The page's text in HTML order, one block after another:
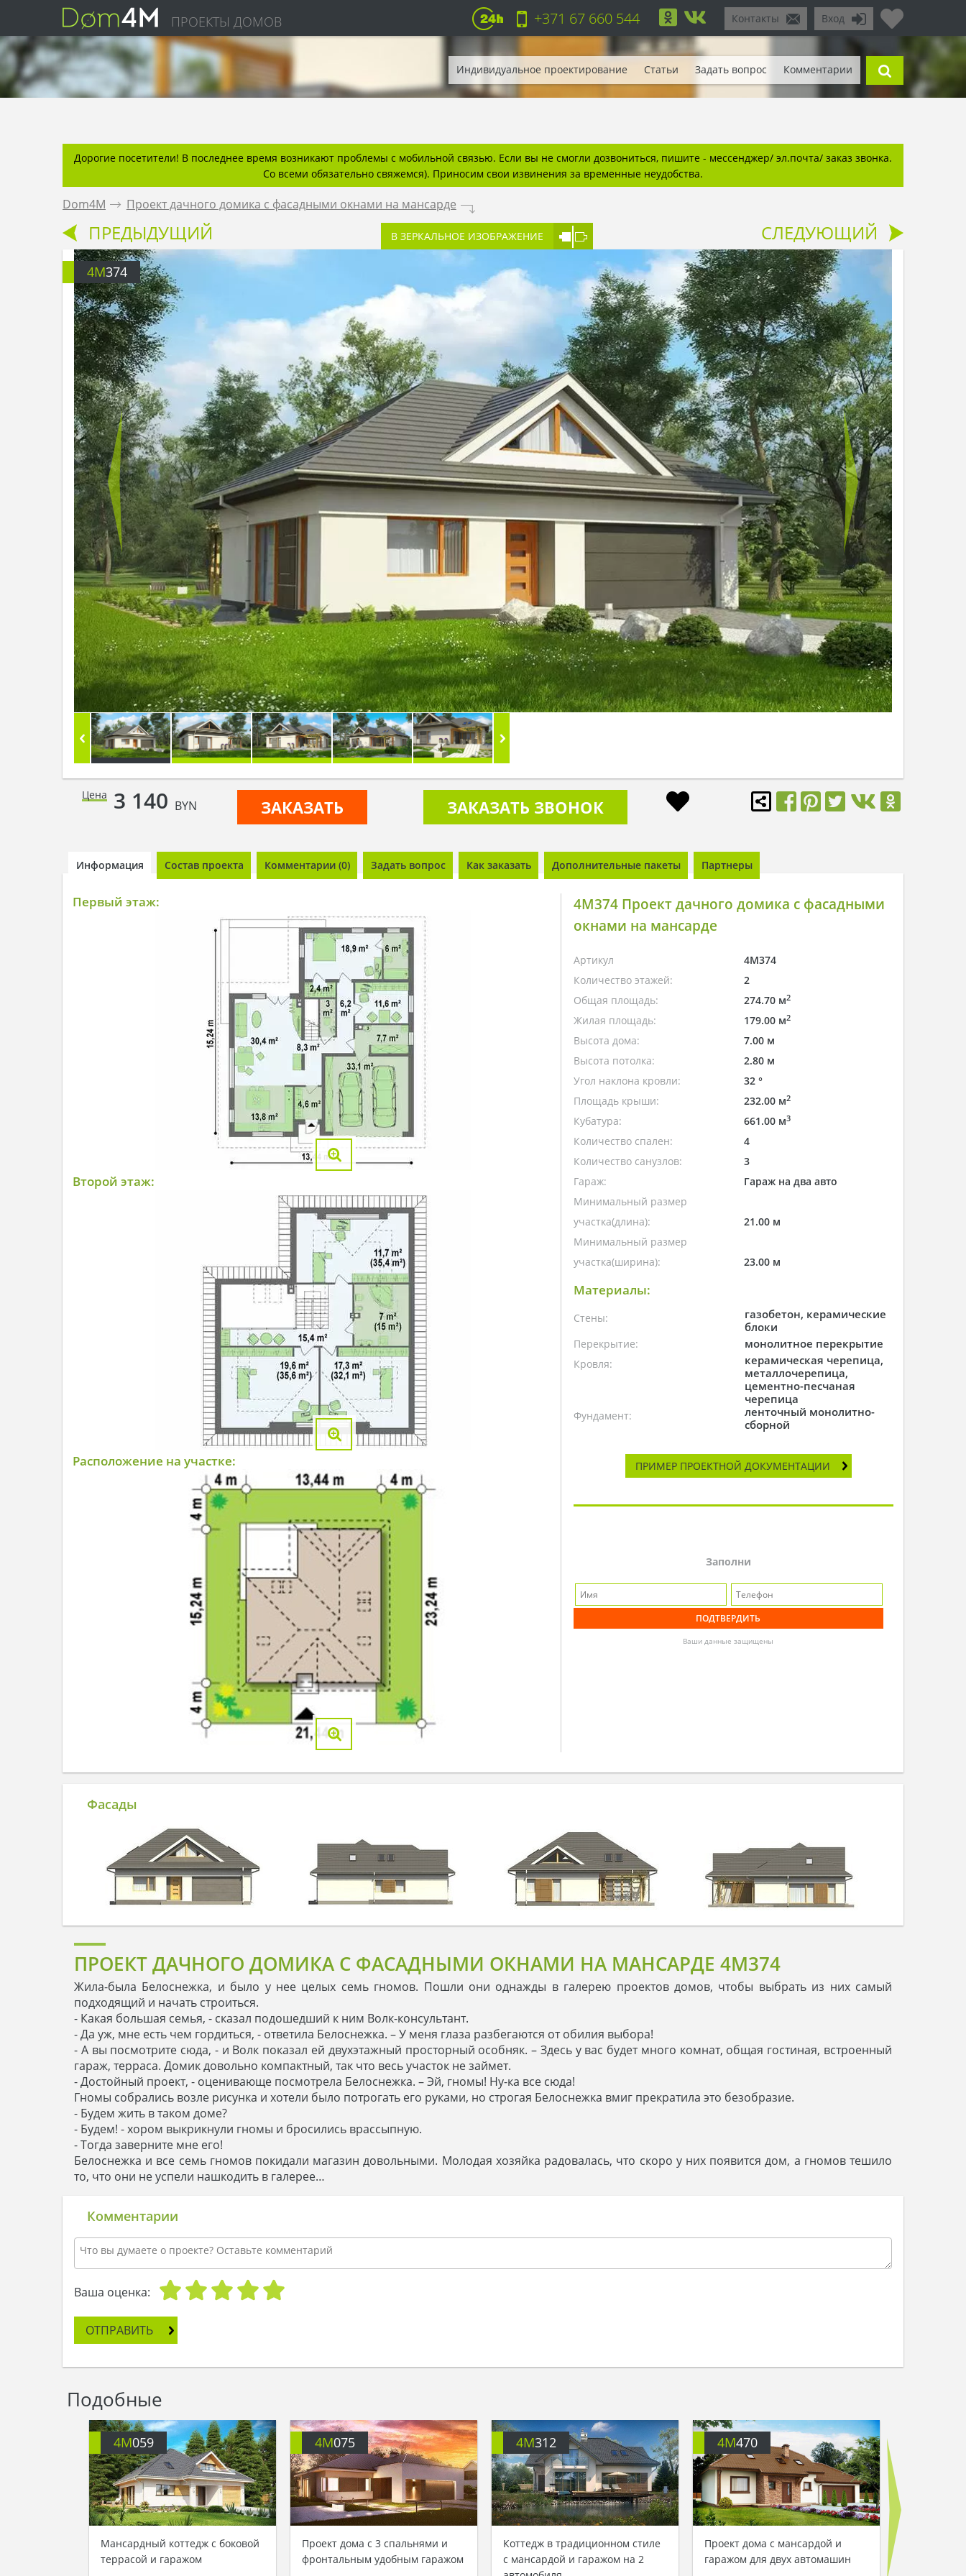
ПРОЕКТЫ ДОМОВ Вход
Контакты
+371 67 660 544
Индивидуальное проектирование Статьи Задать вопрос Комментарии
Дорогие посетители! В последнее время возникают проблемы с мобильной связью. Если вы не смогли дозвониться, пишите - мессенджер/ эл.почта/ заказ звонка.
Со всеми обязательно свяжемся). Приносим свои извинения за временные неудобства.
Dom4M . Проект дачного домика с фасадными окнами на мансарде .
ПРЕДЫДУЩИЙ В ЗЕРКАЛЬНОЕ ИЗОБРАЖЕНИЕ СЛЕДУЮЩИЙ
4M374
Цена 3 140 BYN ЗАКАЗАТЬ ЗАКАЗАТЬ ЗВОНОК
Информация Состав проекта Комментарии (0) Задать вопрос Как заказать Дополнительные пакеты Партнеры
Первый этаж:
Второй этаж:
Расположение на участке:
4M374 Проект дачного домика с фасадными
окнами на мансарде
Артикул
4M374
Количество этажей:
2
Общая площадь:
274.70 м2
Жилая площадь: 179.00 м2
Высота дома:
7.00 м
Высота потолка:
2.80 м
Угол наклона кровли:
32 °
Площадь крыши:
232.00 м2
Кубатура: 661.00 м3
Количество спален:
4
Количество санузлов:
3
Гараж:
Гараж на два авто
Минимальный размер
участка(длина):
21.00 м
Минимальный размер
участка(ширина):
23.00 м
Материалы:
Стены:
газобетон, керамические
блоки
Перекрытие: монолитное перекрытие
Кровля:
керамическая черепица,
металлочерепица,
цементно-песчаная
черепица
Фундамент:
ленточный монолитно-
сборной
ПРИМЕР ПРОЕКТНОЙ ДОКУМЕНТАЦИИ
Заполни
Ваши данные защищены
Фасады
ПРОЕКТ ДАЧНОГО ДОМИКА С ФАСАДНЫМИ ОКНАМИ НА МАНСАРДЕ 4M374
Жила-была Белоснежка, и было у нее целых семь гномов. Пошли они однажды в галерею проектов домов, чтобы выбрать из них самый
подходящий и начать строиться.
- Какая большая семья, - сказал подошедший к ним Волк-консультант.
- Да уж, мне есть чем гордиться, - ответила Белоснежка. – У меня глаза разбегаются от обилия выбора!
- А вы посмотрите сюда, - и Волк показал ей двухэтажный просторный особняк. – Здесь у вас будет много комнат, общая гостиная, встроенный
гараж, терраса. Домик довольно компактный, так что весь участок не займет.
- Достойный проект, - оценивающе посмотрела Белоснежка. – Эй, гномы! Ну-ка все сюда!
Гномы собрались возле рисунка и хотели было потрогать его руками, но строгая Белоснежка вмиг прекратила это безобразие.
- Будем жить в таком доме?
- Будем! - хором выкрикнули гномы и бросились врассыпную.
- Тогда заверните мне его!
Белоснежка и все семь гномов покидали магазин довольными. Молодая хозяйка радовалась, что скоро у них появится дом, а гномов тешило
то, что они не успели нашкодить в галерее…
Комментарии
Ваша оценка:
ОТПРАВИТЬ
Подобные
4M059
Мансардный коттедж с боковой
террасой и гаражом
4M075
Проект дома с 3 спальнями и
фронтальным удобным гаражом
4M312
Коттедж в традиционном стиле
с мансардой и гаражом на 2
4M470
Проект дома с мансардой и
гаражом для двух автомашин